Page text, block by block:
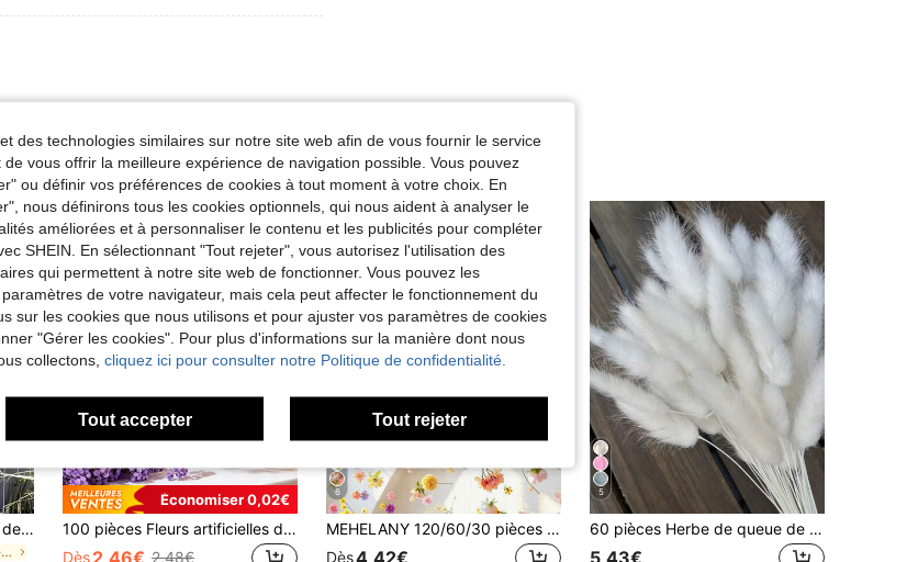
10 pièces de tiges de vigne de bougainvillier artificielles de 2,6 pieds, branches de plantes à tige longue, toucher réaliste, convient pour la maison, le mariage, le jardin, la terrasse, la décoration de la maison, la décoration du jardin, la décoration florale, les plantes artificielles, la décoration de fête et de vacances, la décoration de la chambre
de Vacances Décorations artificielles
Économiser 0,02€
100 pièces Fleurs artificielles de gypsophile blanc, fausse gypsophile, fleurs artificielles de gypsophile rose, plantes de gypsophile, fleurs de gypsophile, bouquet artificiel de gypsophile, convient pour le bouquet de mariée, la décoration faite main à la maison, le bouquet de décoration de fête de mariage, les accessoires DIY, le cadeau de la Saint-Valentin, l'anniversaire, la cérémonie de remise des diplômes, fleurs en plastique, fausses fleurs, fleurs artificielles résistantes au soleil pour l'extérieur, cadeau pour la fête des enseignants
Dès2,46€ 2,48€
6
MEHELANY 120/60/30 pièces Guirlande florale colorée suspendue, matériau de rideau de fleurs DIY, pendentif de fleurs artificielles pour décoration murale de mariage, anniversaire, fête, décoration de maison et de jardin
Dès4,42€
5
60 pièces Herbe de queue de lapin artificielle kaki, décoration de maison branches de queue de lapin artificielles, convient pour les arrangements floraux de style bohème, artisanat DIY, décoration de maison, cuisine et mariage, fête, fête des mères, Thanksgiving, confection de couronnes, bouquets, accessoires photo (couleur naturelle)
5,43€
des technologies similaires sur notre site web afin de vous fournir le service
vous offrir la meilleure expérience de navigation possible. Vous pouvez
ou définir vos préférences de cookies à tout moment à votre choix. En
nous définirons tous les cookies optionnels, qui nous aident à analyser le
améliorées et à personnaliser le contenu et les publicités pour compléter
SHEIN. En sélectionnant "Tout rejeter", vous autorisez l'utilisation des
qui permettent à notre site web de fonctionner. Vous pouvez les
de votre navigateur, mais cela peut affecter le fonctionnement du
sur les cookies que nous utilisons et pour ajuster vos paramètres de cookies
"Gérer les cookies". Pour plus d'informations sur la manière dont nous
collectons, cliquez ici pour consulter notre Politique de confidentialité.
Tout accepter Tout rejeter